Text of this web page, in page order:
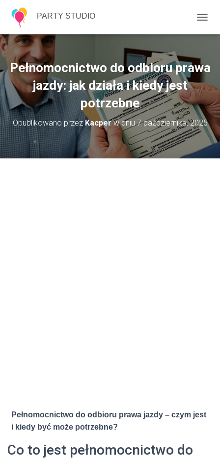
PARTY STUDIO
R
Ą
Z
N
W
I
A
Pełnomocnictwo do odbioru prawa
jazdy: jak działa i kiedy jest
potrzebne
Opublikowano przezKacperw dniu7 października, 2025
Pełnomocnictwo do odbioru prawa jazdy – czym jest
i kiedy być może potrzebne?
Co to jest pełnomocnictwo do